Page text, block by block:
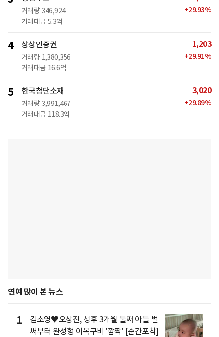
거래량 346,924
거래대금 5.3억
+29.93%
4 상상인증권
거래량 1,380,356
거래대금 16.6억
1,203
+29.91%
5 한국첨단소재
거래량 3,991,467
거래대금 118.3억
3,020
+29.89%
연예 많이 본 뉴스
1
김소영♥오상진, 생후 3개월 둘째 아들 벌
써부터 완성형 이목구비 '깜짝' [순간포착]